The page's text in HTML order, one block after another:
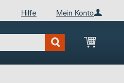
Mein Konto
Hilfe
Mein